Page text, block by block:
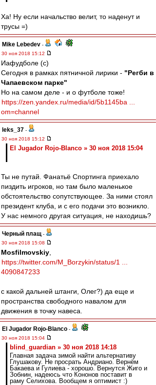
Ха! Ну если начальство велит, то наденут и
трусы =)
Mike Lebedev -
30 ноя 2018 15:12
Иафудболе (с)
Сегодня в рамках пятничной лирики - "Регби в
Чапаевском парке"
Но на самом деле - и о футболе тоже!
https://zen.yandex.ru/media/id/5b1145ba ...
om=channel
leks_37 -
30 ноя 2018 15:12
El Jugador Rojo-Blanco » 30 ноя 2018 15:04
Ты не путай. Фанатьё Спортинга приехало
пиздить игроков, но там было маленькое
обстоятельство сопутствующее. За ними стоял
президент клуба, и с его подачи это возникло.
У нас немного другая ситуация, не находишь?
Черный плащ -
30 ноя 2018 15:08
Mosfilmovskiy
https://twitter.com/M_Borzykin/status/1 ...
4090847233
с какой дальней штанги, Олег?) да еще и
пространства свободного навалом для
движения в точку навеса.
El Jugador Rojo-Blanco -
30 ноя 2018 15:04
blind_guardian » 30 ноя 2018 14:18
Главная задача зимой найти альтернативу
Глушакову. Не просрать Андриано. Вернём
Бакаева и Гулиева - хорошо. Вернутся Жиго и
Зобнин, надеюсь что Кононов поставит в
раму Селихова. Вообщем я оптимист :)